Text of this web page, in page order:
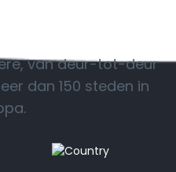
van deur-tot-deur
dan 150 steden in